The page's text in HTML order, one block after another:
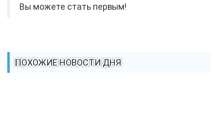
Вы можете стать первым!
ПОХОЖИЕ НОВОСТИ ДНЯ